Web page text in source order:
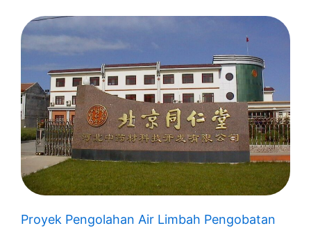
Proyek Pengolahan Air Limbah Pengobatan